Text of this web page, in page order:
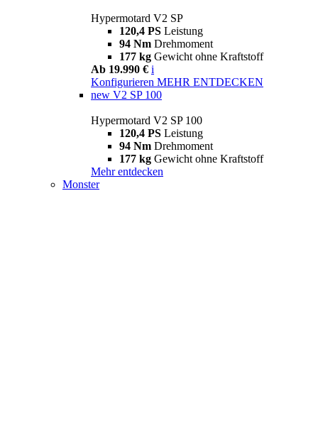
Hypermotard V2 SP
120,4 PS Leistung
94 Nm Drehmoment
177 kg Gewicht ohne Kraftstoff
Ab 19.990 € i
Konfigurieren MEHR ENTDECKEN
new V2 SP 100
Hypermotard V2 SP 100
120,4 PS Leistung
94 Nm Drehmoment
177 kg Gewicht ohne Kraftstoff
Mehr entdecken
Monster